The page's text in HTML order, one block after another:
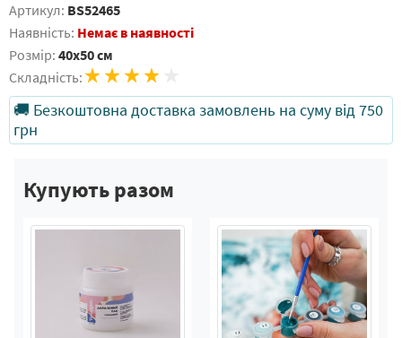
Артикул: BS52465
Наявність: Немає в наявності
Розмір: 40x50 см
Складність:
🚚 Безкоштовна доставка замовлень на суму від 750
грн
Купують разом